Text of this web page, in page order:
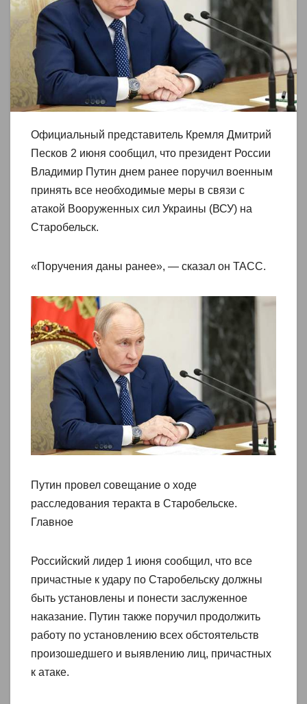
Официальный представитель Кремля Дмитрий
Песков 2 июня сообщил, что президент России
Владимир Путин днем ранее поручил военным
принять все необходимые меры в связи с
атакой Вооруженных сил Украины (ВСУ) на
Старобельск.
«Поручения даны ранее», — сказал он ТАСС.
Путин провел совещание о ходе
расследования теракта в Старобельске.
Главное
Российский лидер 1 июня сообщил, что все
причастные к удару по Старобельску должны
быть установлены и понести заслуженное
наказание. Путин также поручил продолжить
работу по установлению всех обстоятельств
произошедшего и выявлению лиц, причастных
к атаке.